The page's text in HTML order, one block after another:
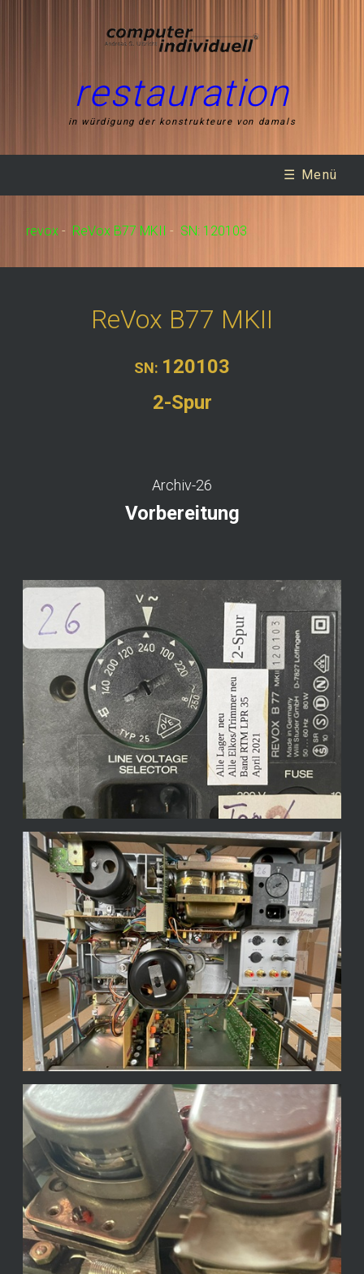
restauration
in würdigung der konstrukteure von damals
☰ Menü
revox - ReVox B77 MKII - SN: 120103
ReVox B77 MKII
SN: 120103
2-Spur
Archiv-26
Vorbereitung